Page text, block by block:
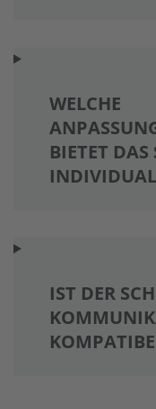
WELCHE
BIETET DAS
IST DER